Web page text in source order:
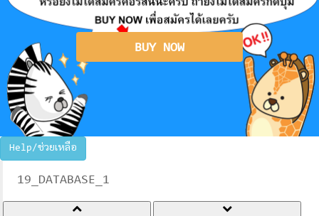
BUY NOW
Help/ช่วยเหลือ
19_DATABASE_1